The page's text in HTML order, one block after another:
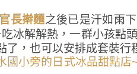
長擀麵之後已是汗如雨
冰解解熱，一群小孩點
，也可以安排成套裝行